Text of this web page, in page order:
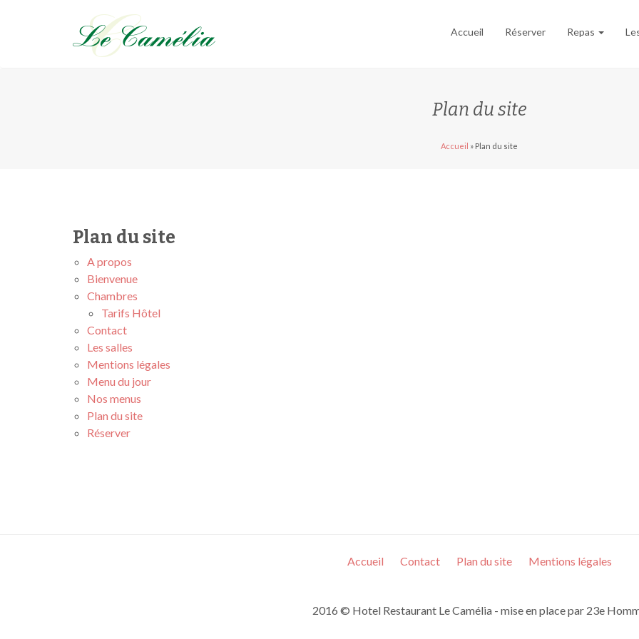
Camélia
Hôtel Restaurant en Mayenne Accueil Réserver Repas
Plan du site
Accueil » Plan du site
Plan du site
A propos
Bienvenue
Chambres
Tarifs Hôtel
Contact
Les salles
Mentions légales
Menu du jour
Nos menus
Plan du site
Réserver
Accueil Contact Plan du site Mentions légales
2016 © Hotel Restaurant Le Camélia - mise en place par 23e